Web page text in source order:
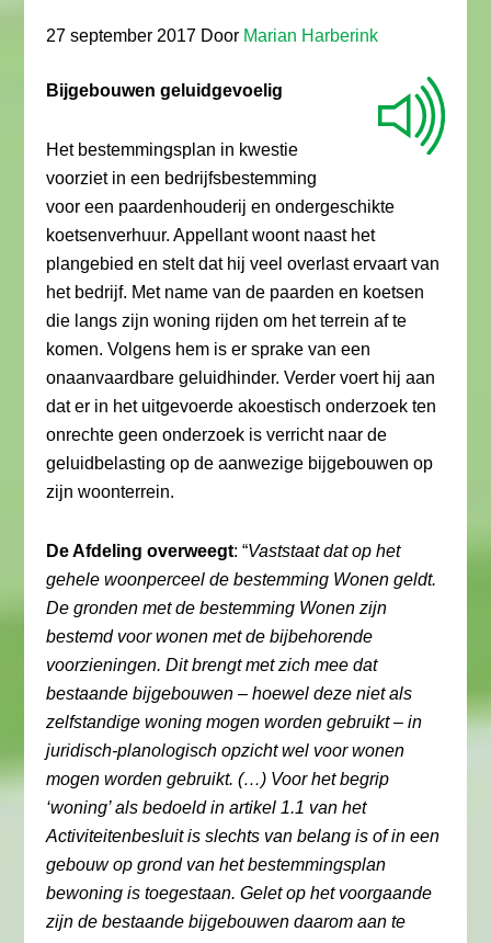
27 september 2017 Door Marian Harberink
Bijgebouwen geluidgevoelig
Het bestemmingsplan in kwestie
voorziet in een bedrijfsbestemming
voor een paardenhouderij en ondergeschikte
koetsenverhuur. Appellant woont naast het
plangebied en stelt dat hij veel overlast ervaart van
het bedrijf. Met name van de paarden en koetsen
die langs zijn woning rijden om het terrein af te
komen. Volgens hem is er sprake van een
onaanvaardbare geluidhinder. Verder voert hij aan
dat er in het uitgevoerde akoestisch onderzoek ten
onrechte geen onderzoek is verricht naar de
geluidbelasting op de aanwezige bijgebouwen op
zijn woonterrein.
De Afdeling overweegt: “Vaststaat dat op het
gehele woonperceel de bestemming Wonen geldt.
De gronden met de bestemming Wonen zijn
bestemd voor wonen met de bijbehorende
voorzieningen. Dit brengt met zich mee dat
bestaande bijgebouwen – hoewel deze niet als
zelfstandige woning mogen worden gebruikt – in
juridisch-planologisch opzicht wel voor wonen
mogen worden gebruikt. (…) Voor het begrip
‘woning’ als bedoeld in artikel 1.1 van het
Activiteitenbesluit is slechts van belang is of in een
gebouw op grond van het bestemmingsplan
bewoning is toegestaan. Gelet op het voorgaande
zijn de bestaande bijgebouwen daarom aan te